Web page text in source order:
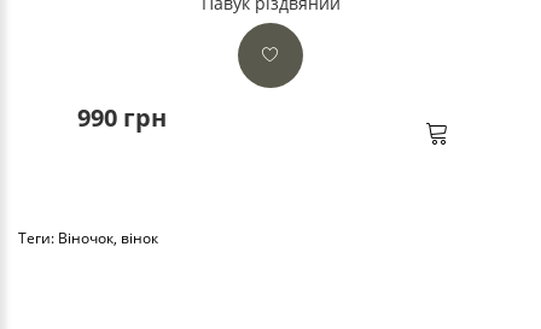
990 грн
Теги: Віночок, вінок